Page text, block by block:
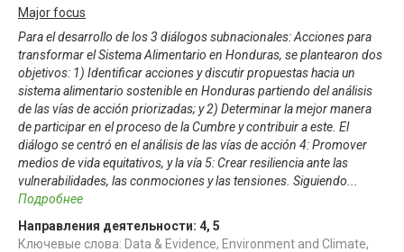
Major focus
Para el desarrollo de los 3 diálogos subnacionales: Acciones para
transformar el Sistema Alimentario en Honduras, se plantearon dos
objetivos: 1) Identificar acciones y discutir propuestas hacia un
sistema alimentario sostenible en Honduras partiendo del análisis
de las vías de acción priorizadas; y 2) Determinar la mejor manera
de participar en el proceso de la Cumbre y contribuir a este. El
diálogo se centró en el análisis de las vías de acción 4: Promover
medios de vida equitativos, y la vía 5: Crear resiliencia ante las
vulnerabilidades, las conmociones y las tensiones. Siguiendo
Подробнее
Направления деятельности: 4, 5
Ключевые слова: Data & Evidence, Environment and Climate,